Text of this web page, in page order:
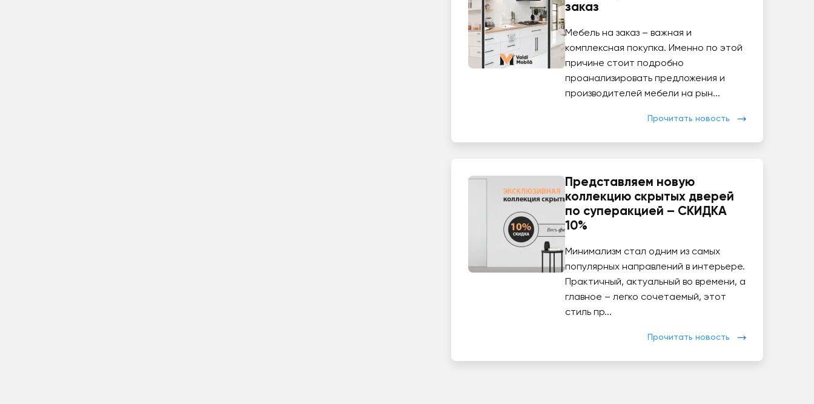
заказ
Мебель на заказ – важная и
комплексная покупка. Именно по этой
причине стоит подробно
проанализировать предложения и
производителей мебели на рын...
Прочитать новость
Представляем новую
коллекцию скрытых дверей
по суперакцией – СКИДКА
10%
Минимализм стал одним из самых
популярных направлений в интерьере.
Практичный, актуальный во времени, а
главное – легко сочетаемый, этот
стиль пр...
Прочитать новость